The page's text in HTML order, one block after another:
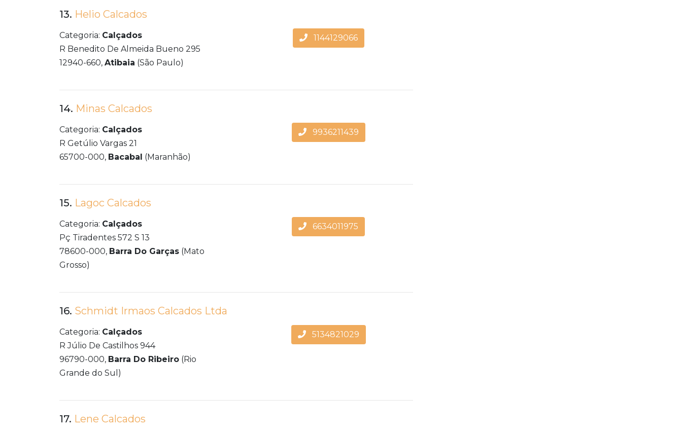
13. Helio Calcados
Categoria: Calçados
R Benedito De Almeida Bueno 295
12940-660, Atibaia (São Paulo)
1144129066
14. Minas Calcados
Categoria: Calçados
R Getúlio Vargas 21
65700-000, Bacabal (Maranhão)
9936211439
15. Lagoc Calcados
Categoria: Calçados
Pç Tiradentes 572 S 13
78600-000, Barra Do Garças (Mato
Grosso)
6634011975
16. Schmidt Irmaos Calcados Ltda
Categoria: Calçados
R Júlio De Castilhos 944
96790-000, Barra Do Ribeiro (Rio
Grande do Sul)
5134821029
17. Lene Calcados